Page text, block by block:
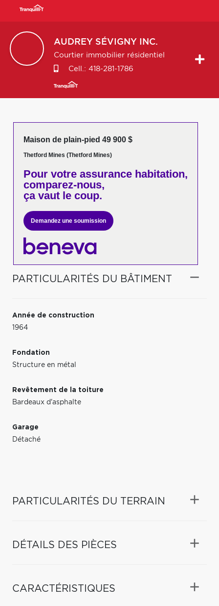
AUDREY SÉVIGNY INC.
Courtier immobilier résidentiel
Cell.: 418-281-1786
Maison de plain-pied 49 900 $
Thetford Mines (Thetford Mines)
Pour votreassurance habitation,
comparez-nous,
ça vaut le coup.
Demandez une soumission
PARTICULARITÉS DU BÂTIMENT
Année de construction
1964
Fondation
Structure en métal
Revêtement de la toiture
Bardeaux d'asphalte
Garage
Détaché
PARTICULARITÉS DU TERRAIN
DÉTAILS DES PIÈCES
CARACTÉRISTIQUES